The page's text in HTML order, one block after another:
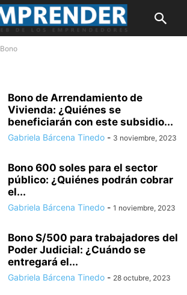
Bono
Bono de Arrendamiento de
Vivienda: ¿Quiénes se
beneficiarán con este subsidio...
Gabriela Bárcena Tinedo - 3 noviembre, 2023
Bono 600 soles para el sector
público: ¿Quiénes podrán cobrar
el...
Gabriela Bárcena Tinedo - 1 noviembre, 2023
Bono S/500 para trabajadores del
Poder Judicial: ¿Cuándo se
entregará el...
Gabriela Bárcena Tinedo - 28 octubre, 2023